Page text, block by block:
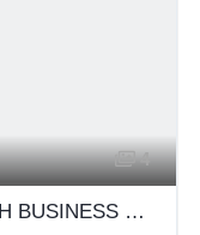
4
RENAULT CLIO V 1.0 TCE 90CH BUSINESS -21